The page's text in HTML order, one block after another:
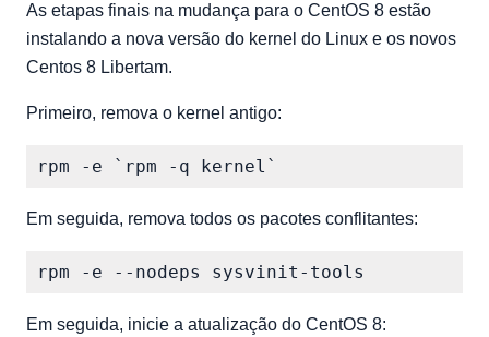
As etapas finais na mudança para o CentOS 8 estão
instalando a nova versão do kernel do Linux e os novos
Centos 8 Libertam.
Primeiro, remova o kernel antigo:
Em seguida, remova todos os pacotes conflitantes:
Em seguida, inicie a atualização do CentOS 8: